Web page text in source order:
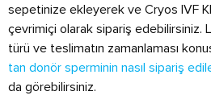
sepetinize ekleyerek ve Cryos IVF
çevrimiçi olarak sipariş edebilirsiniz.
türü ve teslimatın zamanlaması
tan donör sperminin nasıl sipariş
da görebilirsiniz.